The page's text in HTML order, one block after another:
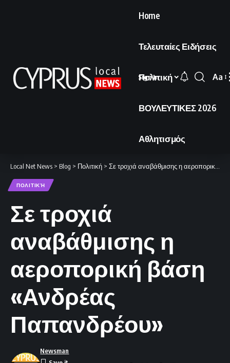
Home
Τελευταίες Ειδήσεις
Πολιτική
ΒΟΥΛΕΥΤΙΚΕΣ 2026
Αθλητισμός
Sign In
Font
Aa
Local Net News > Blog > Πολιτική > Σε τροχιά αναβάθμισης η αεροπορική βάση «Ανδρέας Παπανδρέου»
ΠΟΛΙΤΙΚΉ
Σε τροχιά
αναβάθμισης η
αεροπορική βάση
«Ανδρέας
Παπανδρέου»
Newsman